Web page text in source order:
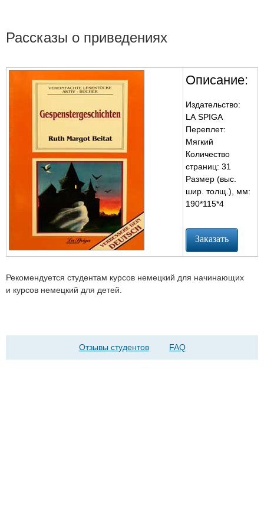
Рассказы о приведениях
Описание:
Издательство:
LA SPIGA
Переплет:
Мягкий
Количество
страниц: 31
Размер (выс.
шир. толщ.), мм:
190*115*4
Рекомендуется студентам курсов немецкий для начинающих
и курсов немецкий для детей.
Отзывы студентов FAQ